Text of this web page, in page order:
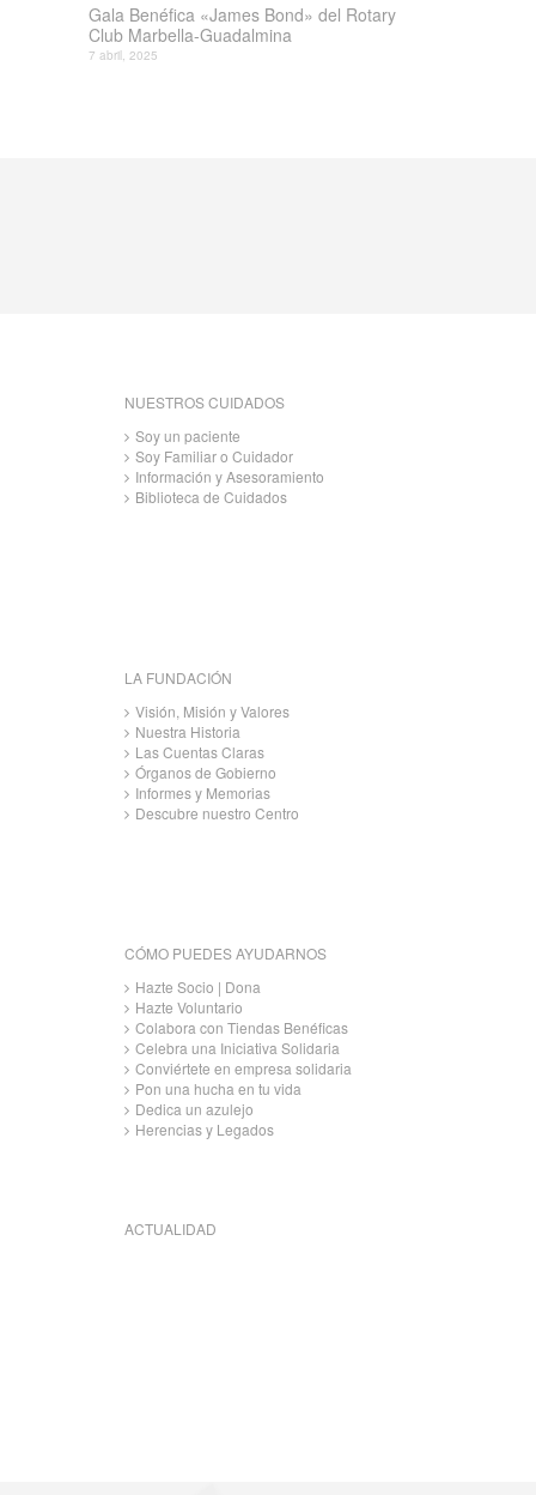
Gala Benéfica «James Bond» del Rotary
Club Marbella-Guadalmina
7 abril, 2025
NUESTROS CUIDADOS
Soy un paciente
Soy Familiar o Cuidador
Información y Asesoramiento
Biblioteca de Cuidados
LA FUNDACIÓN
Visión, Misión y Valores
Nuestra Historia
Las Cuentas Claras
Órganos de Gobierno
Informes y Memorias
Descubre nuestro Centro
CÓMO PUEDES AYUDARNOS
Hazte Socio | Dona
Hazte Voluntario
Colabora con Tiendas Benéficas
Celebra una Iniciativa Solidaria
Conviértete en empresa solidaria
Pon una hucha en tu vida
Dedica un azulejo
Herencias y Legados
ACTUALIDAD